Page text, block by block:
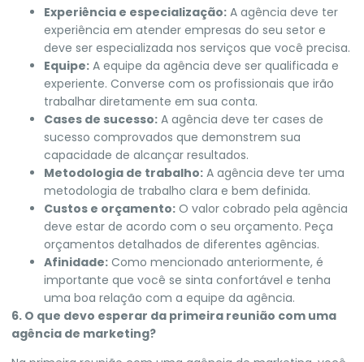
Experiência e especialização: A agência deve ter
experiência em atender empresas do seu setor e
deve ser especializada nos serviços que você precisa.
Equipe: A equipe da agência deve ser qualificada e
experiente. Converse com os profissionais que irão
trabalhar diretamente em sua conta.
Cases de sucesso: A agência deve ter cases de
sucesso comprovados que demonstrem sua
capacidade de alcançar resultados.
Metodologia de trabalho: A agência deve ter uma
metodologia de trabalho clara e bem definida.
Custos e orçamento: O valor cobrado pela agência
deve estar de acordo com o seu orçamento. Peça
orçamentos detalhados de diferentes agências.
Afinidade: Como mencionado anteriormente, é
importante que você se sinta confortável e tenha
uma boa relação com a equipe da agência.
6. O que devo esperar da primeira reunião com uma
agência de marketing?